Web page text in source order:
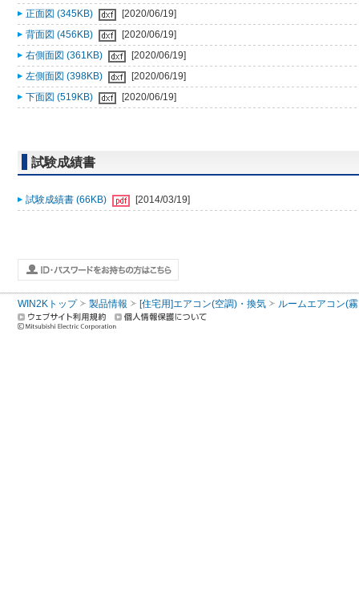
正面図 (345KB)
[2020/06/19]
背面図 (456KB)
[2020/06/19]
右側面図 (361KB)
[2020/06/19]
左側面図 (398KB)
[2020/06/19]
下面図 (519KB)
[2020/06/19]
試験成績書
試験成績書 (66KB) [2014/03/19]
WIN2Kトップ 製品情報 [住宅用]エアコン(空調)・換気 ルームエアコン(